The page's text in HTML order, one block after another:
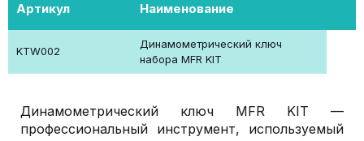
Артикул Наименование
KTW002
Динамометрический ключ
набора MFR KIT
Динамометрический ключ MFR KIT —
профессиональный инструмент, используемый